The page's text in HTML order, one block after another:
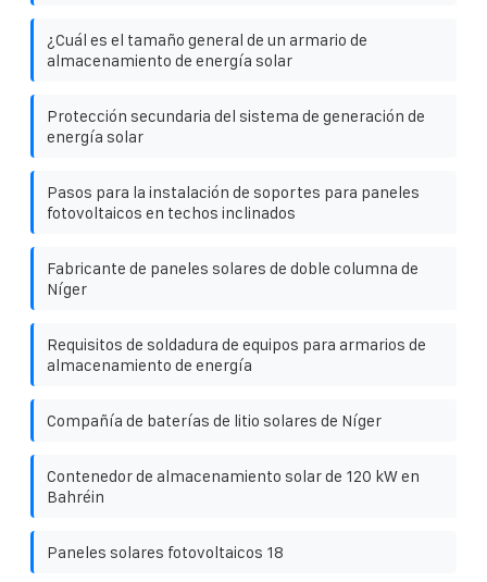
¿Cuál es el tamaño general de un armario de
almacenamiento de energía solar
Protección secundaria del sistema de generación de
energía solar
Pasos para la instalación de soportes para paneles
fotovoltaicos en techos inclinados
Fabricante de paneles solares de doble columna de
Níger
Requisitos de soldadura de equipos para armarios de
almacenamiento de energía
Compañía de baterías de litio solares de Níger
Contenedor de almacenamiento solar de 120 kW en
Bahréin
Paneles solares fotovoltaicos 18